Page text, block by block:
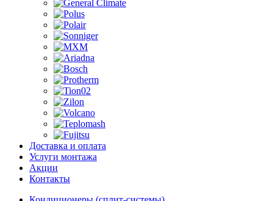
Доставка и оплата
Услуги монтажа
Акции
Контакты